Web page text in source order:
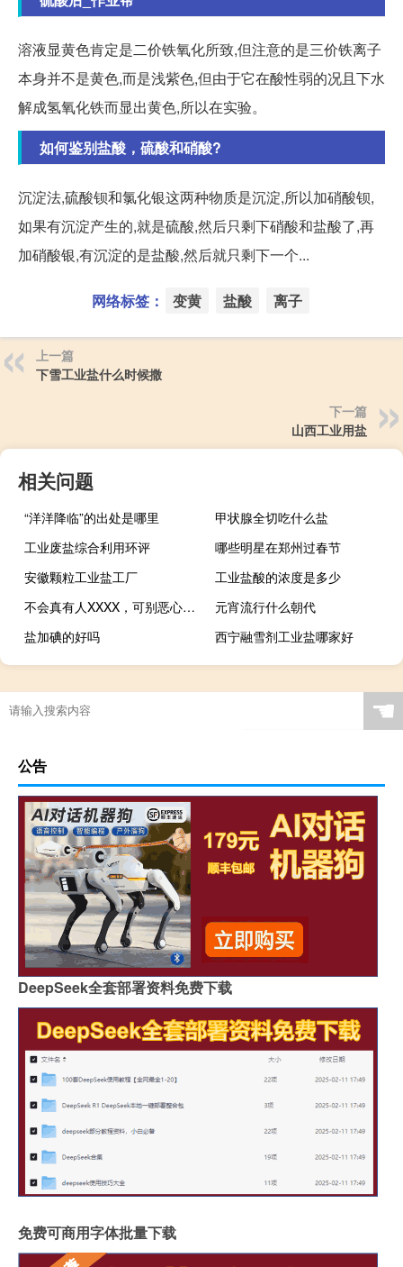
溶液显黄色肯定是二价铁氧化所致,但注意的是三价铁离子
本身并不是黄色,而是浅紫色,但由于它在酸性弱的况且下水
解成氢氧化铁而显出黄色,所以在实验。
如何鉴别盐酸，硫酸和硝酸?
沉淀法,硫酸钡和氯化银这两种物质是沉淀,所以加硝酸钡,
如果有沉淀产生的,就是硫酸,然后只剩下硝酸和盐酸了,再
加硝酸银,有沉淀的是盐酸,然后就只剩下一个...
网络标签： 变黄 盐酸 离子
上一篇
下雪工业盐什么时候撒
下一篇
山西工业用盐
相关问题
“洋洋降临”的出处是哪里
甲状腺全切吃什么盐
工业废盐综合利用环评
哪些明星在郑州过春节
安徽颗粒工业盐工厂
工业盐酸的浓度是多少
不会真有人XXXX，可别恶心我什么梗
元宵流行什么朝代
盐加碘的好吗
西宁融雪剂工业盐哪家好
☚
公告
DeepSeek全套部署资料免费下载
免费可商用字体批量下载